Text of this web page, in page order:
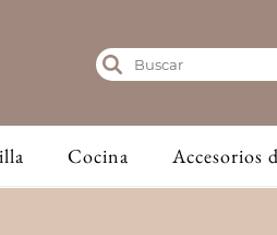
Cocina Accesorios